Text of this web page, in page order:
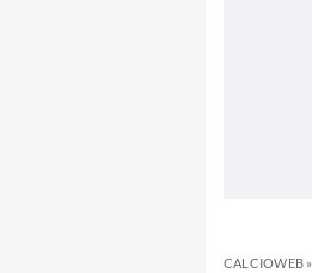
CALCIOWEB»